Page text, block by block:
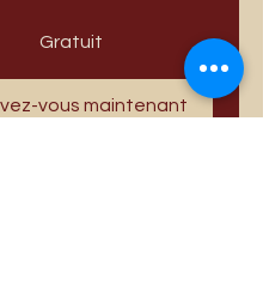
Gratuit
vous maintenant